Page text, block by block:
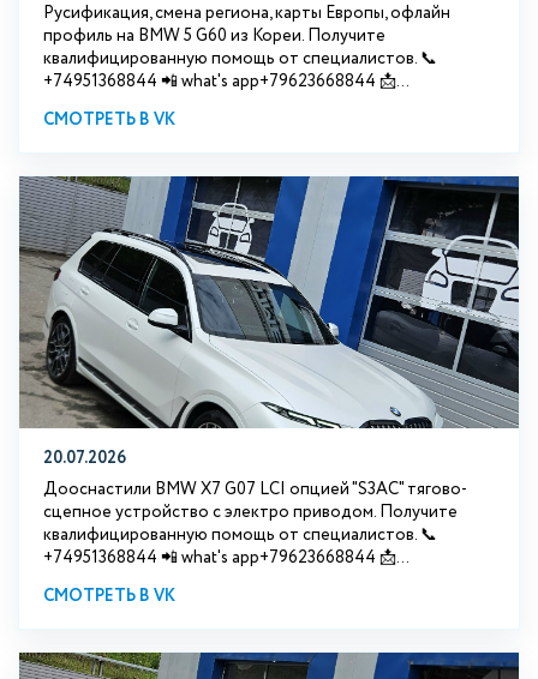
Русификация, смена региона, карты Европы, офлайн
профиль на BMW 5 G60 из Кореи. Получите
квалифицированную помощь от специалистов. 📞
+74951368844 📲 what's app+79623668844 📩...
СМОТРЕТЬ В VK
20.07.2026
Дооснастили BMW Х7 G07 LCI опцией "S3АС" тягово-
сцепное устройство с электро приводом. Получите
квалифицированную помощь от специалистов. 📞
+74951368844 📲 what's app+79623668844 📩...
СМОТРЕТЬ В VK